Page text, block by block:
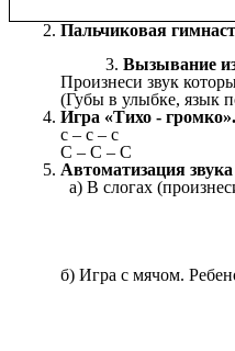
Пальчиковая
Вызывание
Произнеси звук
(Губы в улыбке, язык
Игра «Тихо - громко».
с – с – с
С – С – С
Автоматизация
а) В слогах
б) Игра с мячом.